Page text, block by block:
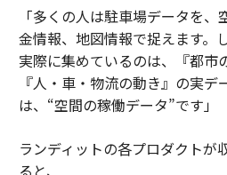
「多くの人は駐車場データを
金情報、地図情報で捉えます。
実際に集めているのは、『都市
『人・車・物流の動き』の実
は、“空間の稼働データ”です」
ランディットの各プロダクトが
ると、